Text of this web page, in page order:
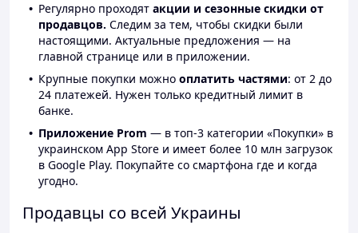
Регулярно проходят акции и сезонные скидки от
продавцов. Следим за тем, чтобы скидки были
настоящими. Актуальные предложения — на
главной странице или в приложении.
Крупные покупки можно оплатить частями: от 2 до
24 платежей. Нужен только кредитный лимит в
банке.
Приложение Prom — в топ-3 категории «Покупки» в
украинском App Store и имеет более 10 млн загрузок
в Google Play. Покупайте со смартфона где и когда
угодно.
Продавцы со всей Украины